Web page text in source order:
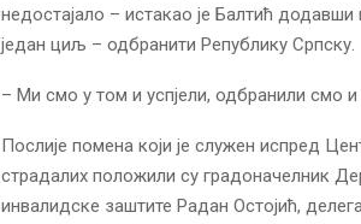
недостајало – истакао је Балтић
један циљ – одбранити Републику Српску.
– Ми смо у том и успјели, одбранили смо
Послије помена који је служен испред
страдалих положили су градоначелник
инвалидске заштите Радан Остојић,